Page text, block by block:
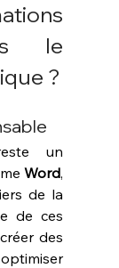
le
?
un
Word
de la
de ces
des